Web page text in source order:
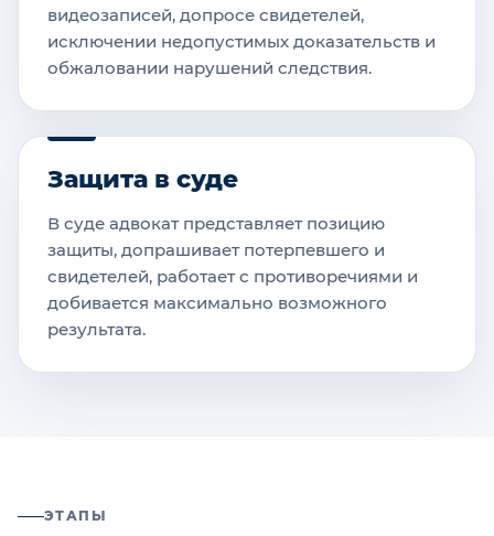
видеозаписей, допросе свидетелей,
исключении недопустимых доказательств и
обжаловании нарушений следствия.
Защита в суде
В суде адвокат представляет позицию
защиты, допрашивает потерпевшего и
свидетелей, работает с противоречиями и
добивается максимально возможного
результата.
ЭТАПЫ